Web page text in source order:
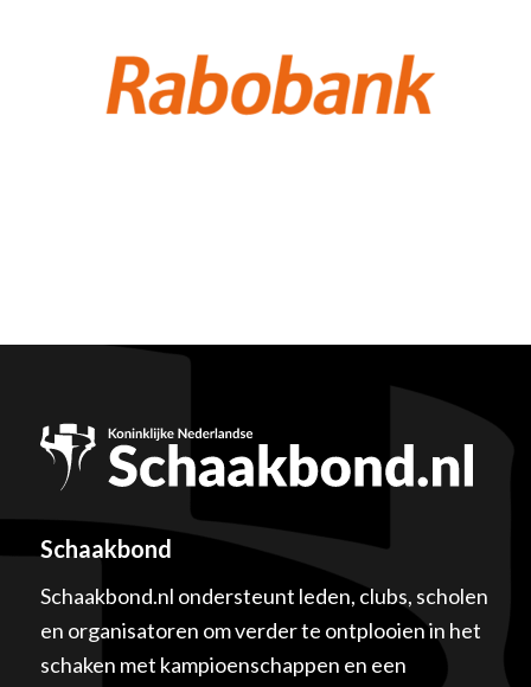
Schaakbond
Schaakbond.nl ondersteunt leden, clubs, scholen
en organisatoren om verder te ontplooien in het
schaken met kampioenschappen en een